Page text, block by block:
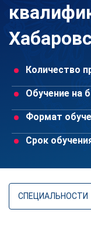
Количество
Обучение на
Формат
Срок
СПЕЦИАЛЬНОСТИ